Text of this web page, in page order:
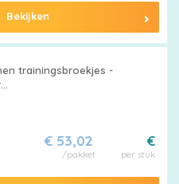
Bekijken
trainingsbroekjes -
- rookgroen +
€
per stuk
€ 53,02
/pakket